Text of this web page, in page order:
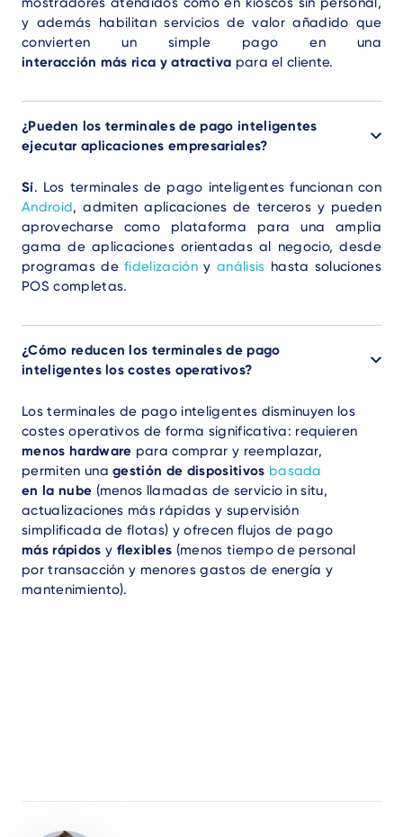
y además habilitan servicios de valor añadido que
convierten un simple pago en una
interacción más rica y atractiva para el cliente.
¿Pueden los terminales de pago inteligentes
ejecutar aplicaciones empresariales?
Sí. Los terminales de pago inteligentes funcionan con
Android, admiten aplicaciones de terceros y pueden
aprovecharse como plataforma para una amplia
gama de aplicaciones orientadas al negocio, desde
programas defidelización y análisis hasta soluciones
POS completas.
¿Cómo reducen los terminales de pago
inteligentes los costes operativos?
Los terminales de pago inteligentes disminuyen los
costes operativos de forma significativa: requieren
menos hardware para comprar y reemplazar,
permiten unagestión de dispositivos basada
en la nube (menos llamadas de servicio in situ,
actualizaciones más rápidas y supervisión
simplificada de flotas) y ofrecen flujos de pago
más rápidos y flexibles (menos tiempo de personal
por transacción y menores gastos de energía y
mantenimiento).